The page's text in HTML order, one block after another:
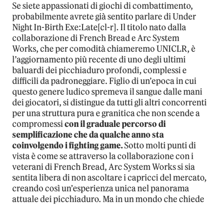
Se siete appassionati di giochi di combattimento,
probabilmente avrete già sentito parlare di Under
Night In-Birth Exe:Late[cl-r]. Il titolo nato dalla
collaborazione di French Bread e Arc System
Works, che per comodità chiameremo UNICLR, è
l’aggiornamento più recente di uno degli ultimi
baluardi dei picchiaduro profondi, complessi e
difficili da padroneggiare. Figlio di un’epoca in cui
questo genere ludico spremeva il sangue dalle mani
dei giocatori, si distingue da tutti gli altri concorrenti
per una struttura pura e granitica che non scende a
compromessicon il graduale percorso di
semplificazione che da qualche anno sta
coinvolgendo i fighting game.Sotto molti punti di
vista è come se attraverso la collaborazione con i
veterani di French Bread, Arc System Works si sia
sentita libera di non ascoltare i capricci del mercato,
creando così un’esperienza unica nel panorama
attuale dei picchiaduro. Ma in un mondo che chiede